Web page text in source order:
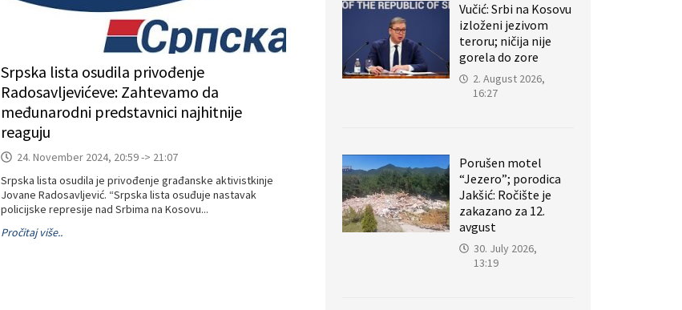
Srpska lista osudila privođenje
Radosavljevićeve: Zahtevamo da
međunarodni predstavnici najhitnije
reaguju
24. November 2024, 20:59 -> 21:07
Srpska lista osudila je privođenje građanske aktivistkinje
Jovane Radosavljević. “Srpska lista osuđuje nastavak
policijske represije nad Srbima na Kosovu...
Pročitaj više..
Vučić: Srbi na Kosovu
izloženi jezivom
teroru; ničija nije
gorela do zore
2. August 2026,
16:27
Porušen motel
“Jezero”; porodica
Jakšić: Ročište je
zakazano za 12.
avgust
30. July 2026,
13:19